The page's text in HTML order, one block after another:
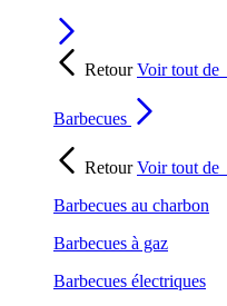
RetourVoir tout de
Barbecues
RetourVoir tout de
Barbecues au charbon
Barbecues à gaz
Barbecues électriques